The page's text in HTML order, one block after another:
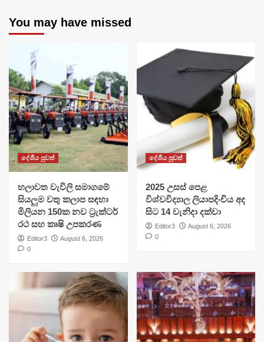
You may have missed
දේශීය පුවත්
හලාවත වැවිලි සමාගමේ
සියලුම වතු කලාප සඳහා
මිලියන 150ක නව ට්‍රැක්ටර්
රථ සහ කෘෂි උපකරණ
Editor3
August 6, 2026
0
දේශීය පුවත්
​2025 උසස් පෙළ
විශ්වවිද්‍යාල ලියාපදිංචිය අද
සිට 14 වැනිදා දක්වා
Editor3
August 6, 2026
0